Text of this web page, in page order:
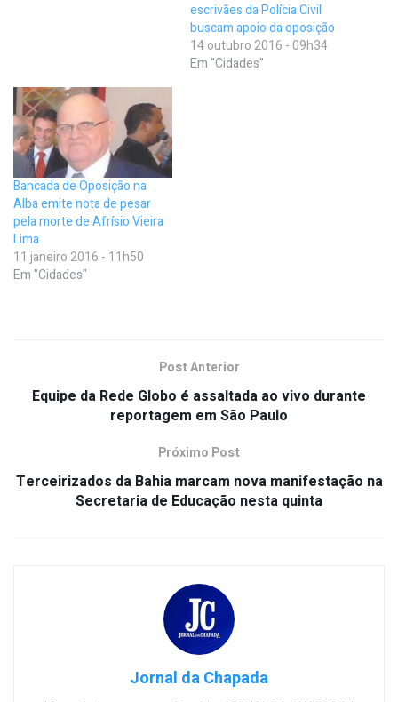
escrivães da Polícia Civil
buscam apoio da oposição
14 outubro 2016 - 09h34
Em "Cidades"
Bancada de Oposição na
Alba emite nota de pesar
pela morte de Afrísio Vieira
Lima
11 janeiro 2016 - 11h50
Em "Cidades"
Post Anterior
Equipe da Rede Globo é assaltada ao vivo durante
reportagem em São Paulo
Próximo Post
Terceirizados da Bahia marcam nova manifestação na
Secretaria de Educação nesta quinta
Jornal da Chapada